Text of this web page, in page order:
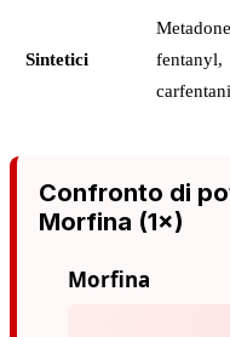
Sintetici
fentanyl,
Confronto di
Morfina (1×)
Morfina